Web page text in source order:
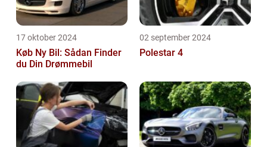
17 oktober 2024
Køb Ny Bil: Sådan Finder
du Din Drømmebil
02 september 2024
Polestar 4